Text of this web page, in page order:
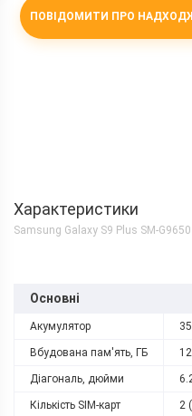
ПОВІДОМИТИ ПРО
Характеристики
Samsung Galaxy S9 Plus SM-
Основні
Акумулятор
Вбудована пам'ять, ГБ
Діагональ, дюйми
Кількість SIM-карт 2